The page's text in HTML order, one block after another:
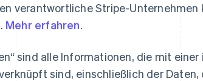
verantwortliche Stripe-Unternehmen
Mehr erfahren.
sind alle Informationen, die mit
sind, einschließlich der Daten,